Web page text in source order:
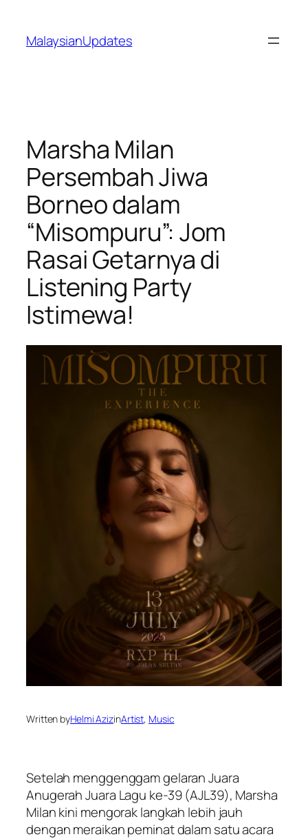
content
MalaysianUpdates
Marsha Milan
Persembah Jiwa
Borneo dalam
“Misompuru”: Jom
Rasai Getarnya di
Listening Party
Istimewa!
Written byHelmi AzizinArtist, Music
Setelah menggenggam gelaran Juara
Anugerah Juara Lagu ke-39 (AJL39), Marsha
Milan kini mengorak langkah lebih jauh
dengan meraikan peminat dalam satu acara